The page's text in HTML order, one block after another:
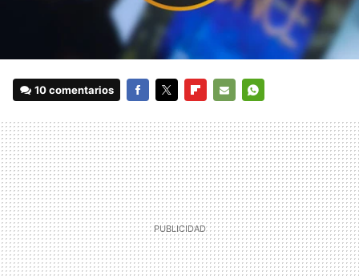
10 comentarios
MAIL